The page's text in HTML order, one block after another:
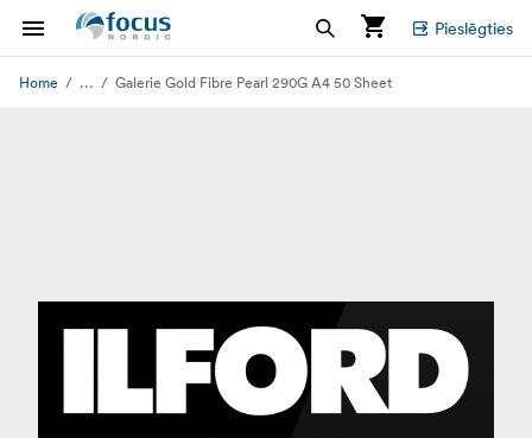
Pieslēgties
Home ... Galerie Gold Fibre Pearl 290G A4 50 Sheet